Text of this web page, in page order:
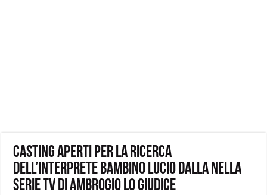
Casting aperti per la ricerca
dell’interprete bambino Lucio Dalla nella
serie tv di Ambrogio Lo Giudice